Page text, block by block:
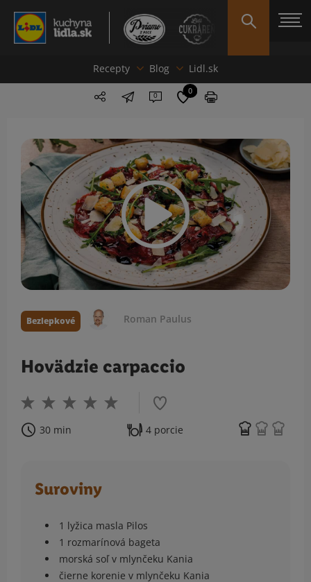
Recepty Blog Lidl.sk
0 0
Bezlepkové Roman Paulus
Hovädzie carpaccio
30 min 4 porcie
Suroviny
1 lyžica masla Pilos
1 rozmarínová bageta
morská soľ v mlynčeku Kania
čierne korenie v mlynčeku Kania